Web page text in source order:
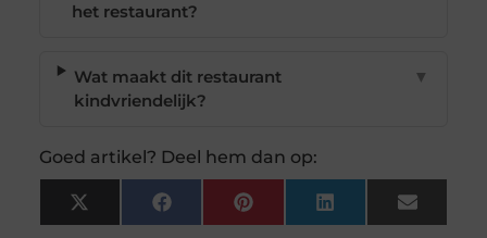
het restaurant?
Wat maakt dit restaurant
kindvriendelijk?
▼
Goed artikel? Deel hem dan op:
X
(Twitter)
FacebookPinterest LinkedIn Email